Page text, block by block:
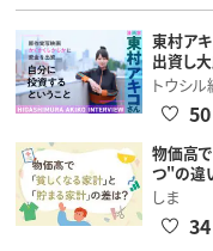
東村ア
出資し
トウシ
50
物価高で
つ"の違
しま
34